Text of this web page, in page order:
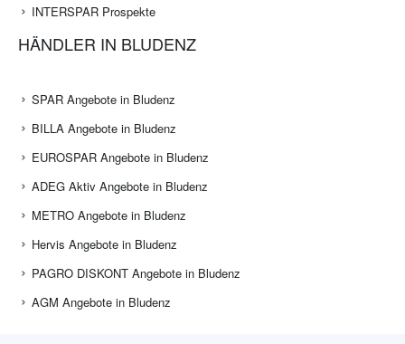
INTERSPAR Prospekte
HÄNDLER IN BLUDENZ
SPAR Angebote in Bludenz
BILLA Angebote in Bludenz
EUROSPAR Angebote in Bludenz
ADEG Aktiv Angebote in Bludenz
METRO Angebote in Bludenz
Hervis Angebote in Bludenz
PAGRO DISKONT Angebote in Bludenz
AGM Angebote in Bludenz